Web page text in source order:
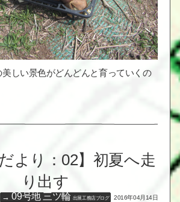
しい景色がどんどんと育っていくの
より：02】初夏へ走
り出す
09号地 三ツ輪 出展工務店ブログ 2016年04月14日